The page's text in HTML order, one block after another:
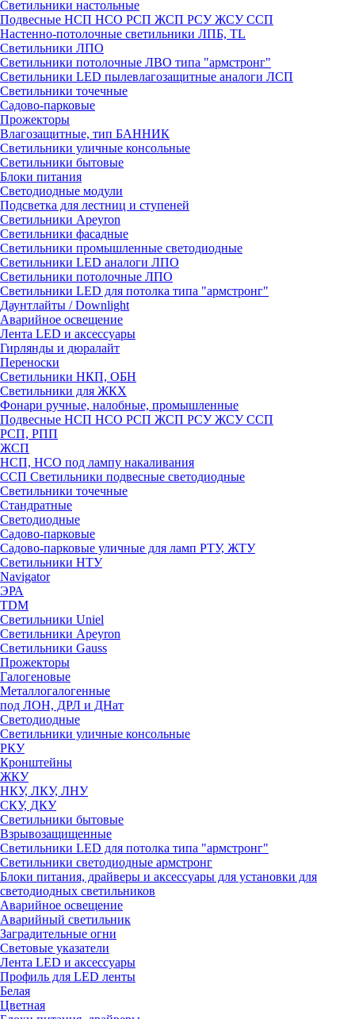
Светильники настольные
Подвесные НСП НСО РСП ЖСП РСУ ЖСУ ССП
Настенно-потолочные светильники ЛПБ, TL
Светильники ЛПО
Светильники потолочные ЛВО типа "армстронг"
Светильники LED пылевлагозащитные аналоги ЛСП
Светильники точечные
Садово-парковые
Прожекторы
Влагозащитные, тип БАННИК
Светильники уличные консольные
Светильники бытовые
Блоки питания
Светодиодные модули
Подсветка для лестниц и ступеней
Светильники Apeyron
Светильники фасадные
Светильники промышленные светодиодные
Светильники LED аналоги ЛПО
Светильники потолочные ЛПО
Светильники LED для потолка типа "армстронг"
Даунтлайты / Downlight
Аварийное освещение
Лента LED и аксессуары
Гирлянды и дюралайт
Переноски
Светильники НКП, ОБН
Светильники для ЖКХ
Фонари ручные, налобные, промышленные
Подвесные НСП НСО РСП ЖСП РСУ ЖСУ ССП
РСП, РПП
ЖСП
НСП, НСО под лампу накаливания
ССП Светильники подвесные светодиодные
Светильники точечные
Стандратные
Светодиодные
Садово-парковые
Садово-парковые уличные для ламп РТУ, ЖТУ
Светильники НТУ
Navigator
ЭРА
TDM
Светильники Uniel
Светильники Apeyron
Светильники Gauss
Прожекторы
Галогеновые
Металлогалогенные
под ЛОН, ДРЛ и ДНат
Светодиодные
Светильники уличные консольные
РКУ
Кронштейны
ЖКУ
НКУ, ЛКУ, ЛНУ
СКУ, ДКУ
Светильники бытовые
Взрывозащищенные
Светильники LED для потолка типа "армстронг"
Светильники светодиодные армстронг
Блоки питания, драйверы и аксессуары для установки для
светодиодных светильников
Аварийное освещение
Аварийный светильник
Заградительные огни
Световые указатели
Лента LED и аксессуары
Профиль для LED ленты
Белая
Цветная